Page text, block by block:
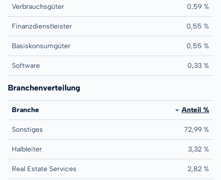
Verbrauchsgüter 0,59 %
Finanzdienstleister 0,55 %
Basiskonsumgüter 0,55 %
Software 0,33 %
Branchenverteilung
Branche Anteil %
Sonstiges 72,99 %
Halbleiter 3,32 %
Real Estate Services 2,82 %